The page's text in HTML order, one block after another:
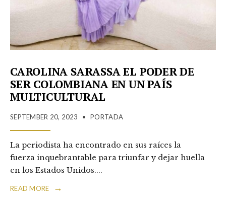
CAROLINA SARASSA EL PODER DE
SER COLOMBIANA EN UN PAÍS
MULTICULTURAL
SEPTEMBER 20, 2023 • PORTADA
La periodista ha encontrado en sus raíces la
fuerza inquebrantable para triunfar y dejar huella
en los Estados Unidos....
READ MORE →